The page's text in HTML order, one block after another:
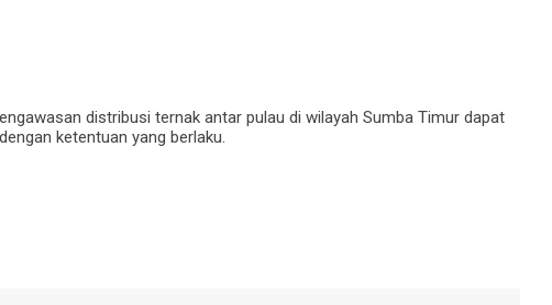
distribusi ternak antar pulau di wilayah Sumba Timur dapat
ketentuan yang berlaku.